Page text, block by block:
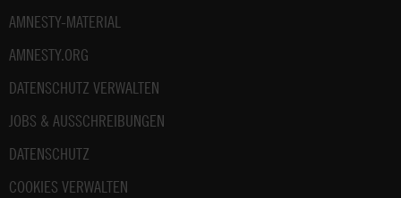
AMNESTY-MATERIAL
AMNESTY.ORG
DATENSCHUTZ VERWALTEN
JOBS & AUSSCHREIBUNGEN
DATENSCHUTZ
COOKIES VERWALTEN